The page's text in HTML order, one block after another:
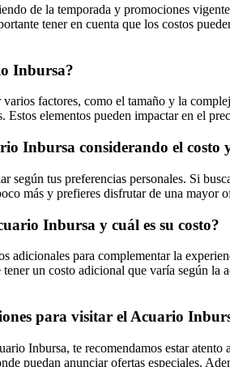
de la temporada y promociones
tener en cuenta que los costos
Inbursa?
factores, como el tamaño y la
elementos pueden impactar en el
Inbursa considerando el costo
tus preferencias personales. Si
más y prefieres disfrutar de una mayor
Inbursa y cuál es su costo?
adicionales para complementar la
un costo adicional que varía según
para visitar el Acuario
Inbursa, te recomendamos estar
puedan anunciar ofertas especiales.